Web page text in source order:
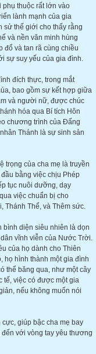
phụ thuộc rất lớn vào
lành mạnh của gia
sử thế giới cho thấy rằng
và nền văn minh hùng
đổ và tan rã cùng chiều
sự suy yếu của gia đình.
đích thực, trong mắt
bao gồm sự kết hợp giữa
và người nữ, được chúc
hóa qua Bí tích Hôn
chương trình của Đấng
Thánh là sự sinh sản
trọng của cha mẹ là truyền
bằng việc chịu Phép
tục nuôi dưỡng, dạy
việc chuẩn bị cho
Thánh Thể, và Thêm sức.
bình diện siêu nhiên là dọn
vĩnh viễn của Nước Trời.
của họ dành cho Thiên
họ hình thành một gia đình
thể băng qua, như một cây
tế, việc có được một gia
nếu không muốn nói
giúp bậc cha mẹ bay
với vòng tay yêu thương